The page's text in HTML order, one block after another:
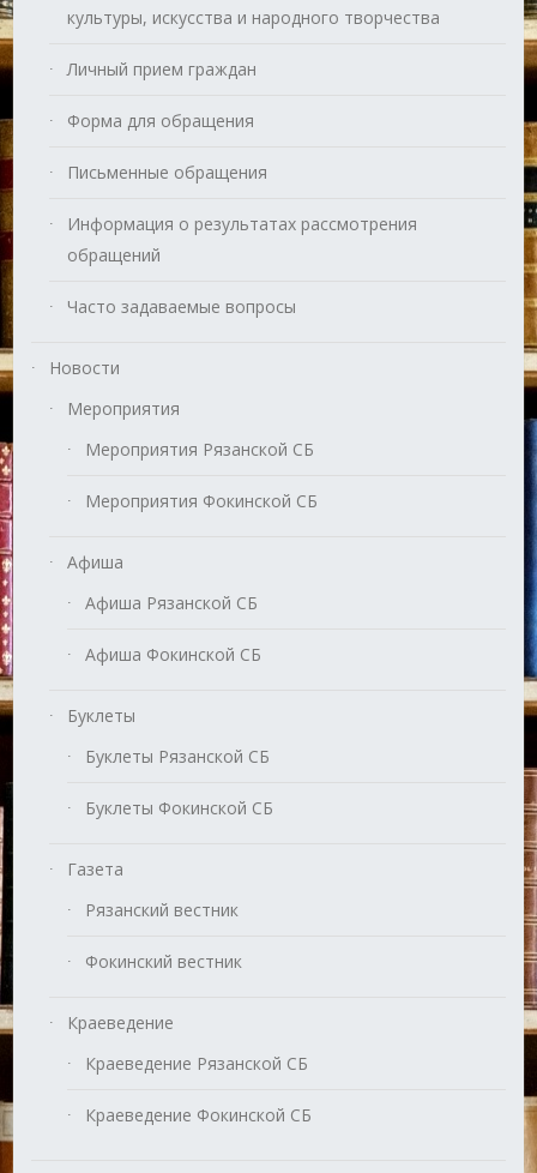
культуры, искусства и народного творчества
Личный прием граждан
Форма для обращения
Письменные обращения
Информация о результатах рассмотрения
обращений
Часто задаваемые вопросы
Новости
Мероприятия
Мероприятия Рязанской СБ
Мероприятия Фокинской СБ
Афиша
Афиша Рязанской СБ
Афиша Фокинской СБ
Буклеты
Буклеты Рязанской СБ
Буклеты Фокинской СБ
Газета
Рязанский вестник
Фокинский вестник
Краеведение
Краеведение Рязанской СБ
Краеведение Фокинской СБ